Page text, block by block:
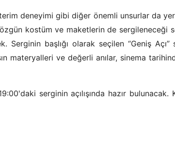
deneyimi gibi diğer önemli unsurlar da yer
kostüm ve maketlerin de sergileneceği
Serginin başlığı olarak seçilen “Geniş Açı”
materyalleri ve değerli anılar, sinema
serginin açılışında hazır bulunacak.